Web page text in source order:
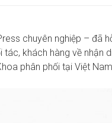
chuyên nghiệp – đã
khách hàng về nhận
phân phối tại Việt